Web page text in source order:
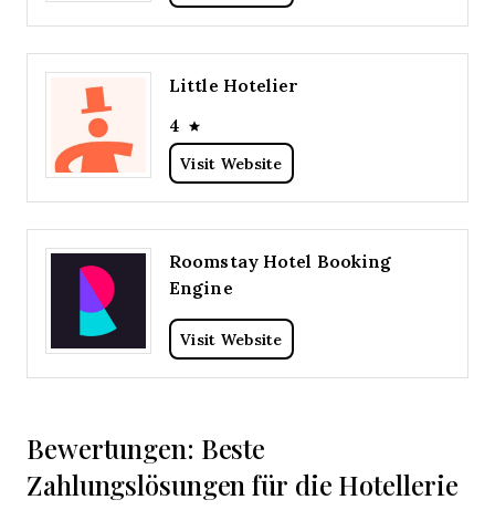
Little Hotelier
4
Visit Website
Roomstay Hotel Booking
Engine
Visit Website
Bewertungen: Beste
Zahlungslösungen für die Hotellerie